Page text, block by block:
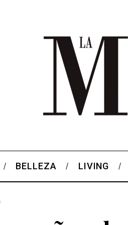
BELLEZA LIVING